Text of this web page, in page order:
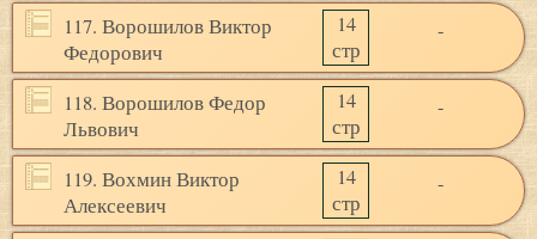
117. Ворошилов Виктор
Федорович
14
стр
-
118. Ворошилов Федор
Львович
14
стр
-
119. Вохмин Виктор
Алексеевич
14
стр
-